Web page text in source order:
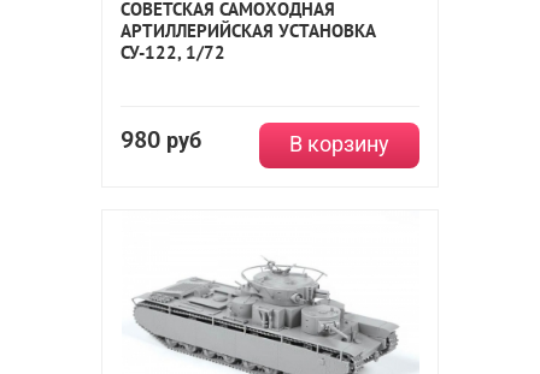
СОВЕТСКАЯ САМОХОДНАЯ
АРТИЛЛЕРИЙСКАЯ УСТАНОВКА
СУ-122, 1/72
980 руб В корзину